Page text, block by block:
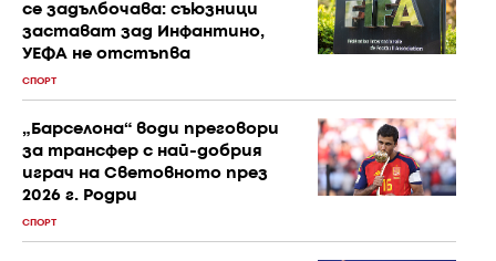
се задълбочава: съюзници
застават зад Инфантино,
УЕФА не отстъпва
СПОРТ
„Барселона“ води преговори
за трансфер с най-добрия
играч на Световното през
2026 г. Родри
СПОРТ